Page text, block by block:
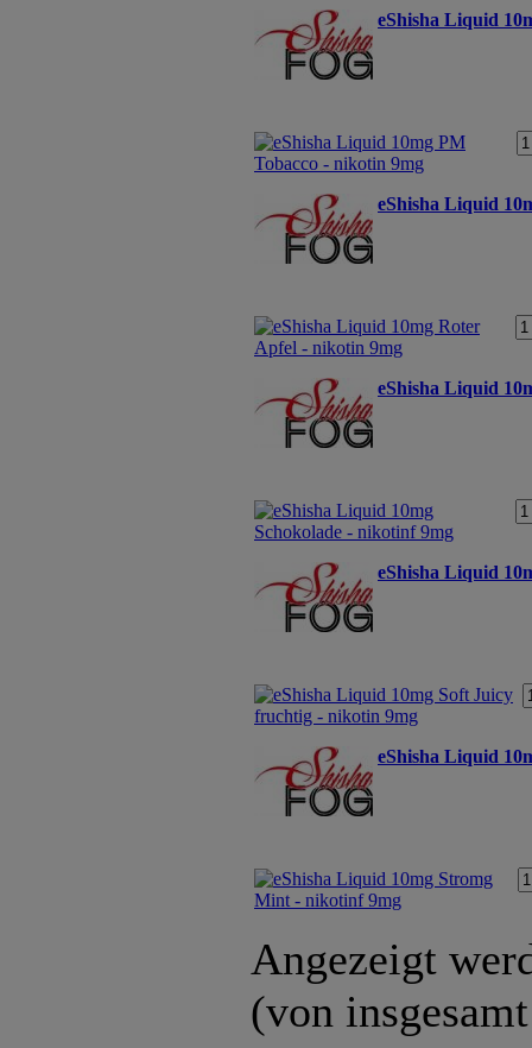
eShisha Liquid
eShisha Liquid
eShisha Liquid
eShisha Liquid
eShisha Liquid
Angezeigt
(von